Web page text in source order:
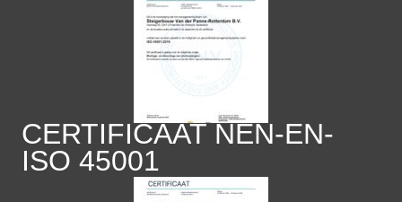
CERTIFICAAT NEN-EN-
ISO 45001